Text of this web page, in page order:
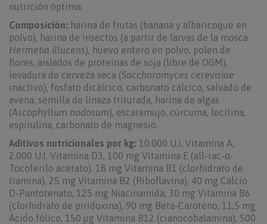
nutrición óptima.
Composición: harina de frutas (banana y albaricoque en
polvo), harina de insectos (a partir de larvas de la mosca
Hermetia illucens), huevo entero en polvo, polen de
flores, aislados de proteínas de soja (libre de OGM),
levadura de cerveza seca (Saccharomyces cerevisiae
inactivo), fosfato dicálcico, carbonato cálcico, salvado de
avena, semilla de linaza triturada, harina de algas
(Ascophyllum nodosum), escaramujo, cúrcuma, lecitina,
espirulina, carbonato de magnesio.
Aditivos nutricionales por kg: 10.000 U.I. Vitamina A,
2.000 U.I. Vitamina D3, 100 mg Vitamina E (all-rac-α-
Tocoferilo acetato), 18 mg Vitamina B1 (clorhidrato de
tiamina), 25 mg Vitamina B2 (Riboflavina), 40 mg Calcio
D-Pantotenato, 125 mg Niacinamida, 30 mg Vitamina B6
(clorhidrato de piridoxina), 90 mg Beta-Caroteno, 11,5 mg
Ácido fólico, 150 µg Vitamina B12 (cianocobalamina), 500